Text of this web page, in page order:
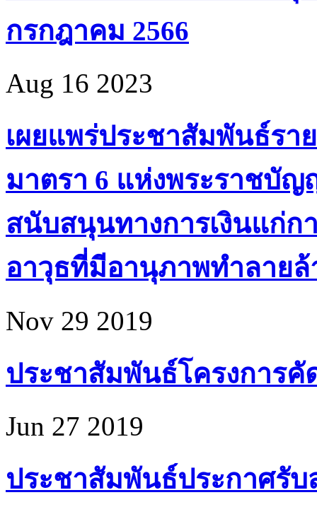
กรกฎาคม 2566
Aug 16 2023
เผยแพร่ประชาสัมพันธ์ร
มาตรา 6 แห่งพระราชบั
สนับสนุนทางการเงินแก่ก
อาวุธที่มีอานุภาพทำลายล้
Nov 29 2019
ประชาสัมพันธ์โครงการคั
Jun 27 2019
ประชาสัมพันธ์ประกาศรั